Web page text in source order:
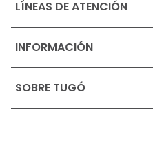
LÍNEAS DE ATENCIÓN
INFORMACIÓN
Ofertas vigentes
Términos, condiciones y
SOBRE TUGÓ